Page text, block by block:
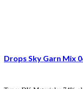
Drops Sky Garn Mix